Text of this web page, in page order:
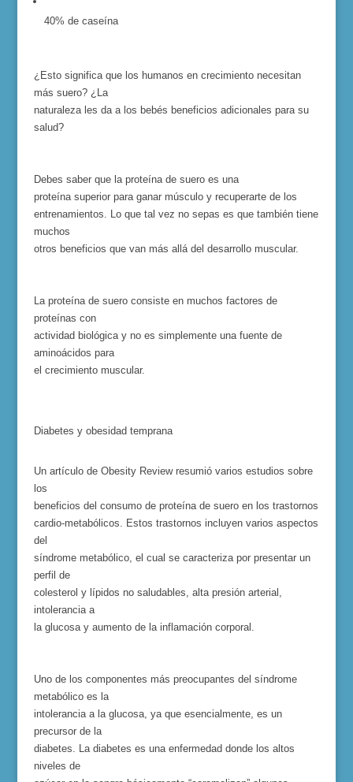
40% de caseína
¿Esto significa que los humanos en crecimiento necesitan
más suero? ¿La
naturaleza les da a los bebés beneficios adicionales para su
salud?
Debes saber que la proteína de suero es una
proteína superior para ganar músculo y recuperarte de los
entrenamientos. Lo que tal vez no sepas es que también tiene
muchos
otros beneficios que van más allá del desarrollo muscular.
La proteína de suero consiste en muchos factores de
proteínas con
actividad biológica y no es simplemente una fuente de
aminoácidos para
el crecimiento muscular.
Diabetes y obesidad temprana
Un artículo de Obesity Review resumió varios estudios sobre
los
beneficios del consumo de proteína de suero en los trastornos
cardio-metabólicos. Estos trastornos incluyen varios aspectos
del
síndrome metabólico, el cual se caracteriza por presentar un
perfil de
colesterol y lípidos no saludables, alta presión arterial,
intolerancia a
la glucosa y aumento de la inflamación corporal.
Uno de los componentes más preocupantes del síndrome
metabólico es la
intolerancia a la glucosa, ya que esencialmente, es un
precursor de la
diabetes. La diabetes es una enfermedad donde los altos
niveles de